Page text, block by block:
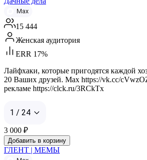
Max
15 444
Женская аудитория
ERR 17%
Лайфхаки, которые пригодятся каждой
20 Ваших друзей. Max https://vk.cc/
рекламе https://clck.ru/3RCkTx
1 / 24
3 000 ₽
Добавить в корзину
ГЛЕНТ | МЕМЫ